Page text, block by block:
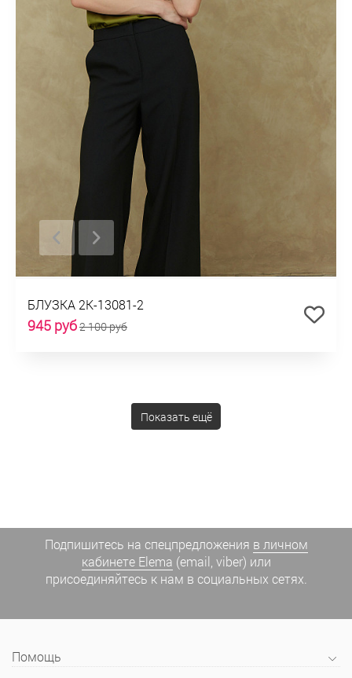
БЛУЗКА 2К-13081-2
945 руб2 100 руб
Показать ещё
Подпишитесь на спецпредложения в личном
кабинете Elema (email, viber) или
присоединяйтесь к нам в социальных сетях.
Помощь